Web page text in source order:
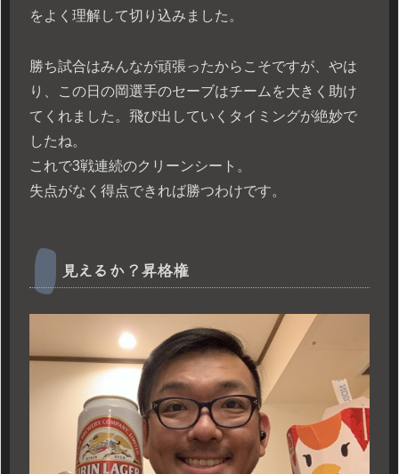
をよく理解して切り込みました。
勝ち試合はみんなが頑張ったからこそですが、やは
り、この日の岡選手のセーブはチームを大きく助け
てくれました。飛び出していくタイミングが絶妙で
したね。
これで3戦連続のクリーンシート。
失点がなく得点できれば勝つわけです。
見えるか？昇格権